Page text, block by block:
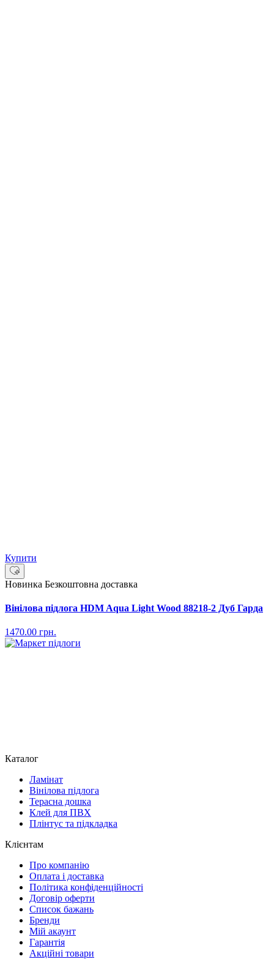
Купити
Новинка Безкоштовна доставка
Вінілова підлога HDM Aqua Light Wood 88218-2 Дуб Гарда
1470.00 грн.
Каталог
Ламінат
Вінілова підлога
Терасна дошка
Клей для ПВХ
Плінтус та підкладка
Клієнтам
Про компанію
Оплата і доставка
Політика конфіденційності
Договір оферти
Список бажань
Бренди
Мій акаунт
Гарантія
Акційні товари